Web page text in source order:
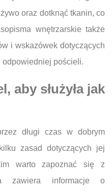
oraz dotknąć tkanin, co
wnętrzarskie także
i wskazówek dotyczących
pościeli.
aby służyła jak
długi czas w dobrym
zasad dotyczących jej
warto zapoznać się z
zawiera informacje o